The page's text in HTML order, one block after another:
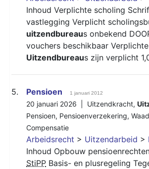
Inhoud Verplichte scholing
vastlegging Verplicht
uitzendbureaus onbekend
vouchers beschikbaar
Uitzendbureaus zijn verplicht
5. Pensioen 1 januari 2012
20 januari 2026 | Uitzendkracht,
Pensioen, Pensioenverzekering,
Compensatie
Arbeidsrecht > Uitzendarbeid >
Inhoud Opbouw
StiPP Basis- en plusregeling